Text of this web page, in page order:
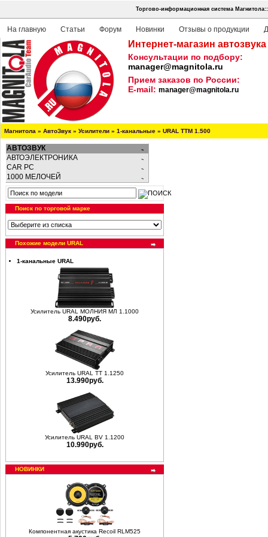
Торгово-информационная система
На главную Статьи Форум Новинки Отзывы о продукции
Интернет-магазин
Консультации по подбору:
manager@magnitola.ru
Прием заказов по России:
E-mail: manager@magnitola.ru
Магнитола » АвтоЗвук » Усилители » 1-канальные » URAL TTM 1.500
АВТОЗВУК
АВТОЭЛЕКТРОНИКА
CAR PC
1000 МЕЛОЧЕЙ
Поиск по торговой марке
Похожие модели URAL
1-канальные URAL
Усилитель URAL МОЛНИЯ МЛ 1.1000
8.490руб.
Усилитель URAL ТТ 1.1250
13.990руб.
Усилитель URAL BV 1.1200
10.990руб.
НОВИНКИ
Компонентная акустика Recoil RLM525